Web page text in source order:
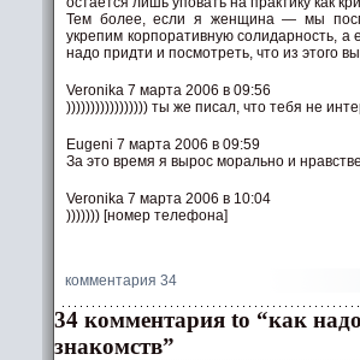
Тем более, если я женщина — мы
укрепим корпоративную солидарность,
надо придти и посмотреть, что из этого
Veronika 7 марта 2006 в 09:56
))))))))))))))))) ты же писал, что тебя не
Eugeni 7 марта 2006 в 09:59
За это время я вырос морально и
Veronika 7 марта 2006 в 10:04
))))))) [номер телефона]
комментария 34
34 комментария to “как
знакомств”